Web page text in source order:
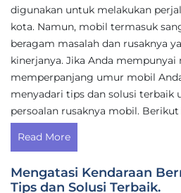
digunakan untuk melakukan
kota. Namun, mobil termasuk
beragam masalah dan rusaknya
kinerjanya. Jika Anda
memperpanjang umur mobil
menyadari tips dan solusi terbaik
persoalan rusaknya mobil. Berikut
Read More
Mengatasi Kendaraan
Tips dan Solusi Terbaik.